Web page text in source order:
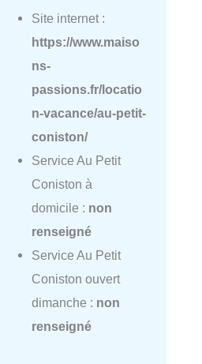
Site internet :
https://www.maiso
ns-
passions.fr/locatio
n-vacance/au-petit-
coniston/
Service Au Petit
Coniston à
domicile : non
renseigné
Service Au Petit
Coniston ouvert
dimanche : non
renseigné